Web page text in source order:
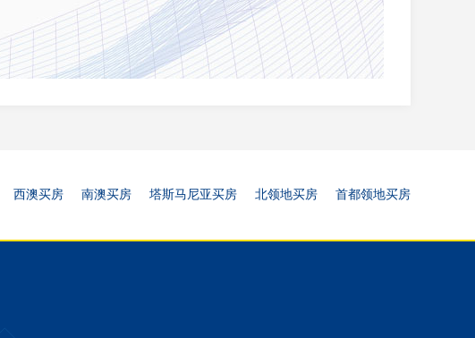
西澳买房 南澳买房 塔斯马尼亚买房 北领地买房 首都领地买房